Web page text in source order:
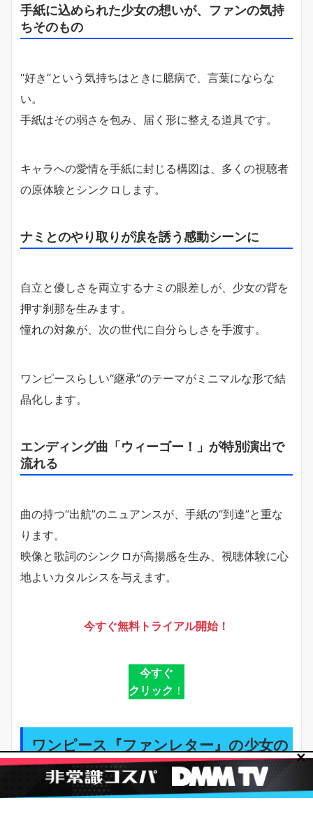
手紙に込められた少女の想いが、ファンの気持
ちそのもの
“好き”という気持ちはときに臆病で、言葉にならな
い。
手紙はその弱さを包み、届く形に整える道具です。
キャラへの愛情を手紙に封じる構図は、多くの視聴者
の原体験とシンクロします。
ナミとのやり取りが涙を誘う感動シーンに
自立と優しさを両立するナミの眼差しが、少女の背を
押す刹那を生みます。
憧れの対象が、次の世代に自分らしさを手渡す。
ワンピースらしい“継承”のテーマがミニマルな形で結
晶化します。
エンディング曲「ウィーゴー！」が特別演出で
流れる
曲の持つ“出航”のニュアンスが、手紙の“到達”と重な
ります。
映像と歌詞のシンクロが高揚感を生み、視聴体験に心
地よいカタルシスを与えます。
今すぐ無料トライアル開始！
今すぐ
クリック ！
ワンピース『ファンレター』の少女の
声優は誰？
✕